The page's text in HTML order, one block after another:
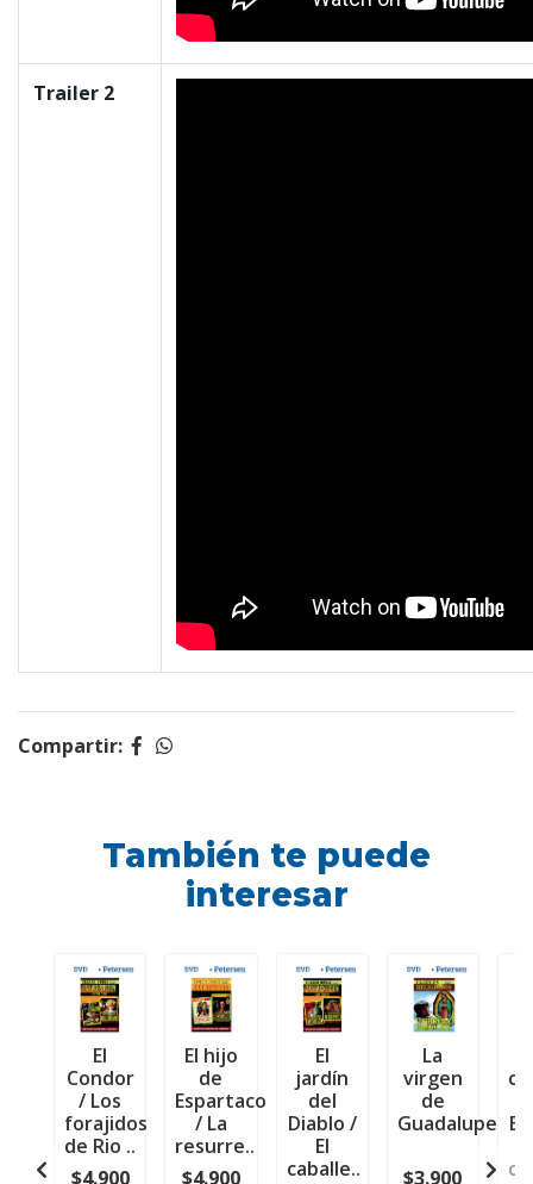
Trailer 2
Compartir:
También te puede
interesar
El
Condor
/ Los
forajidos
de Rio ..
$4.900
El hijo
de
Espartaco
/ La
resurre..
$4.900
El
jardín
del
Diablo /
El
caballe..
La
virgen
de
Guadalupe
$3.900